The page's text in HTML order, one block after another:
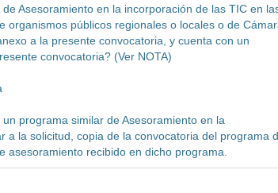
Asesoramiento en la incorporación de las TIC en
organismos públicos regionales o locales o de
a la presente convocatoria, y cuenta con un
convocatoria? (Ver NOTA)
programa similar de Asesoramiento en la
a la solicitud, copia de la convocatoria del programa
recibido en dicho programa.